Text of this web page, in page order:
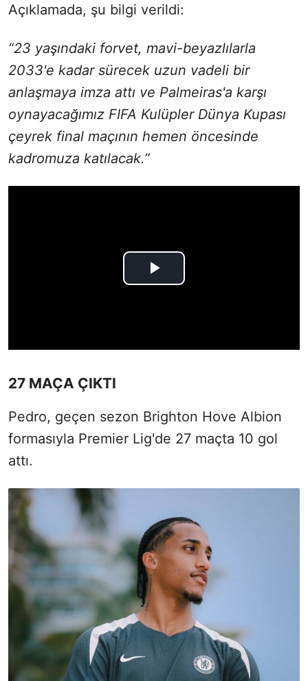
Açıklamada, şu bilgi verildi:
“23 yaşındaki forvet, mavi-beyazlılarla
2033'e kadar sürecek uzun vadeli bir
anlaşmaya imza attı ve Palmeiras'a karşı
oynayacağımız FIFA Kulüpler Dünya Kupası
çeyrek final maçının hemen öncesinde
kadromuza katılacak.”
27 MAÇA ÇIKTI
Pedro, geçen sezon Brighton Hove Albion
formasıyla Premier Lig'de 27 maçta 10 gol
attı.